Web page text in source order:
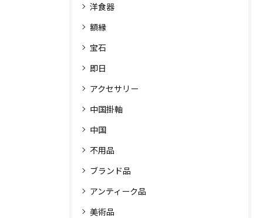
洋食器
額縁
宝石
即日
アクセサリー
中国掛軸
中国
不用品
ブランド品
アンティーク品
美術品